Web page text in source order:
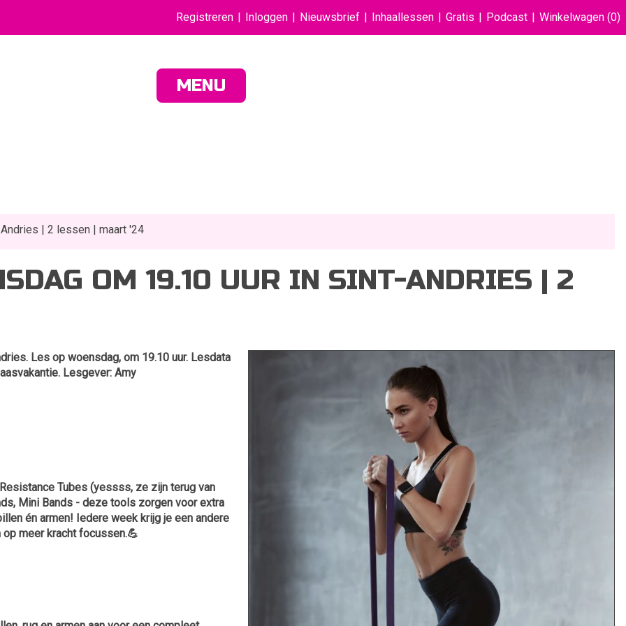
Registreren Inloggen Nieuwsbrief Inhaallessen Gratis Podcast Winkelwagen (0)
MENU
| 2 lessen | maart '24
OM 19.10 UUR IN SINT-ANDRIES | 2
Les op woensdag, om 19.10 uur. Lesdata
Lesgever: Amy
Tubes (yessss, ze zijn terug van
Mini Bands - deze tools zorgen voor extra
én armen! Iedere week krijg je een andere
meer kracht focussen.💪